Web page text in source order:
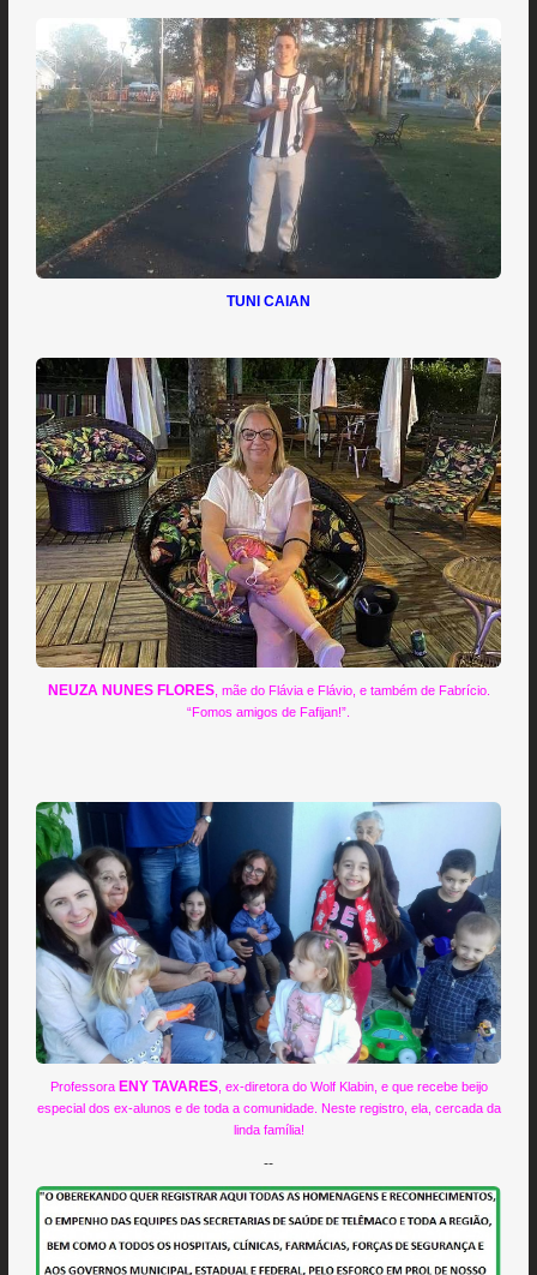
TUNI CAIAN
NEUZA NUNES FLORES, mãe do Flávia e Flávio, e também de Fabrício.
“Fomos amigos de Fafijan!”.
ProfessoraENY TAVARES, ex-diretora do Wolf Klabin, e que recebe beijo
especial dos ex-alunos e de toda a comunidade. Neste registro, ela, cercada da
linda família!
--